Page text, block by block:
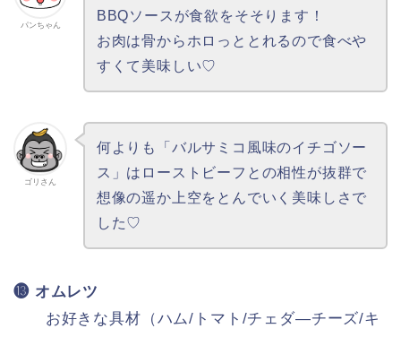
パンちゃん
BBQソースが食欲をそそります！
お肉は骨からホロっととれるので食べや
すくて美味しい♡
ゴリさん
何よりも「バルサミコ風味のイチゴソー
ス」はローストビーフとの相性が抜群で
想像の遥か上空をとんでいく美味しさで
した♡
⓭ オムレツ
お好きな具材（ハム/トマト/チェダ―チーズ/キ